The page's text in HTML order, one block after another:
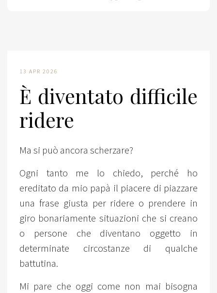
13 APR 2026
È diventato difficile
ridere
Ma si può ancora scherzare?
Ogni tanto me lo chiedo, perché ho
ereditato da mio papà il piacere di piazzare
una frase giusta per ridere o prendere in
giro bonariamente situazioni che si creano
o persone che diventano oggetto in
determinate circostanze di qualche
battutina.
Mi pare che oggi come non mai bisogna